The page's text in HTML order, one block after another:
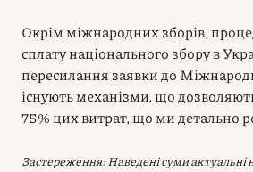
Окрім міжнародних зборів,
сплату національного збору в
пересилання заявки до
існують механізми, що
75% цих витрат, що ми детально
Застереження: Наведені суми актуальні